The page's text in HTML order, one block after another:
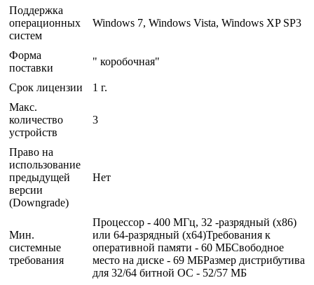
Поддержка
операционных
систем
Windows 7, Windows Vista, Windows XP SP3
Форма
поставки
" коробочная"
Срок лицензии
1 г.
Макс.
количество
устройств
3
Право на
использование
предыдущей
версии
(Downgrade)
Нет
Мин.
системные
требования
Процессор - 400 МГц, 32 -разрядный (x86)
или 64-разрядный (x64)Требования к
оперативной памяти - 60 МБСвободное
место на диске - 69 МБРазмер дистрибутива
для 32/64 битной ОС - 52/57 МБ